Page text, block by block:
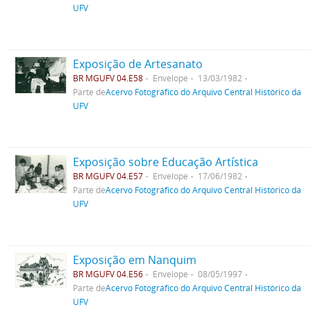
UFV
Exposição de Artesanato
BR MGUFV 04.E58 Envelope
13/03/1982
Parte deAcervo Fotográfico do Arquivo Central Histórico da
UFV
Exposição sobre Educação Artística
BR MGUFV 04.E57 Envelope
17/06/1982
Parte deAcervo Fotográfico do Arquivo Central Histórico da
UFV
Exposição em Nanquim
BR MGUFV 04.E56 Envelope
08/05/1997
Parte deAcervo Fotográfico do Arquivo Central Histórico da
UFV